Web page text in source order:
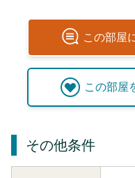
この部屋
この部屋
その他条件